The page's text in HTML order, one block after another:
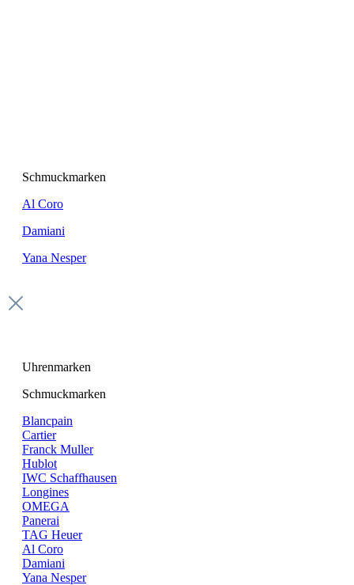
Schmuckmarken
Al Coro
Damiani
Yana Nesper
Uhrenmarken
Schmuckmarken
Blancpain
Cartier
Franck Muller
Hublot
IWC Schaffhausen
Longines
OMEGA
Panerai
TAG Heuer
Al Coro
Damiani
Yana Nesper